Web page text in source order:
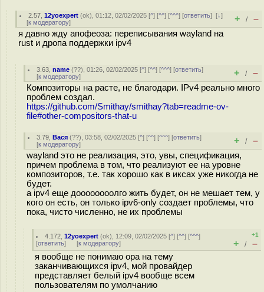
2.57 ,12yoexpert (ok), 01:12, 02/02/2025 [^] [^^] [^^^] [ответить][↓]
[к модератору] + / –
я давно жду апофеоза: переписывания wayland на
rust и дропа поддержки ipv4
3.63 ,name (??), 01:26, 02/02/2025 [^] [^^] [^^^] [ответить]
[к модератору] + / –
Композиторы на расте, не благодари. IPv4 реально много
проблем создал.
https://github.com/Smithay/smithay?tab=readme-ov-
file#other-compositors-that-u
3.79 ,Вася (??), 03:58, 02/02/2025 [^] [^^] [^^^] [ответить]
[к модератору] + / –
wayland это не реализация, это, увы, спецификация,
причем проблема в том, что реализуют ее на уровне
композиторов, т.е. так хорошо как в иксах уже никогда не
будет.
а ipv4 еще доооооооолго жить будет, он не мешает тем, у
кого он есть, он только ipv6-only создает проблемы, что
пока, чисто численно, не их проблемы
4.172 ,12yoexpert (ok), 12:09, 02/02/2025 [^] [^^] [^^^]
[ответить] [к модератору]
+1
+ / –
я вообще не понимаю ора на тему
заканчивающихся ipv4, мой провайдер
представляет белый ipv4 вообще всем
пользователям по умолчанию